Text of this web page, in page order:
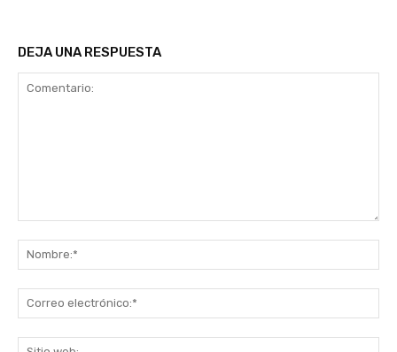
DEJA UNA RESPUESTA